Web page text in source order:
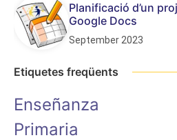
Planificació d’un
Google Docs
September 2023
Etiquetes freqüents
Enseñanza
Primaria